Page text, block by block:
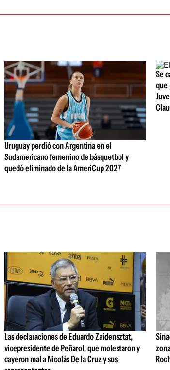
Uruguay perdió con Argentina en el
Sudamericano femenino de básquetbol y
quedó eliminado de la AmeriCup 2027
Se
que
Las declaraciones de Eduardo Zaidensztat,
vicepresidente de Peñarol, que molestaron y
cayeron mal a Nicolás De la Cruz y sus